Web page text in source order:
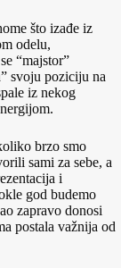
što izađe iz
odelu,
“majstor”
svoju poziciju na
iz nekog
brzo smo
sami za sebe, a
i
god budemo
zapravo donosi
postala važnija od